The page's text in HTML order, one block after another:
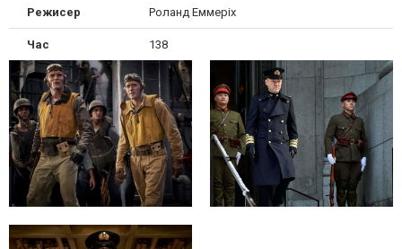
Режисер Роланд Еммеріх
Час 138